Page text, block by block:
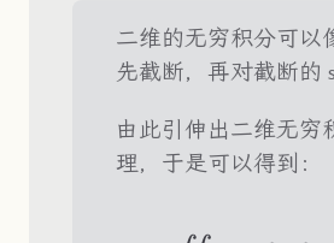
二维的无穷积分可以
先截断，再对截断的
由此引伸出二维无穷
理，于是可以得到：